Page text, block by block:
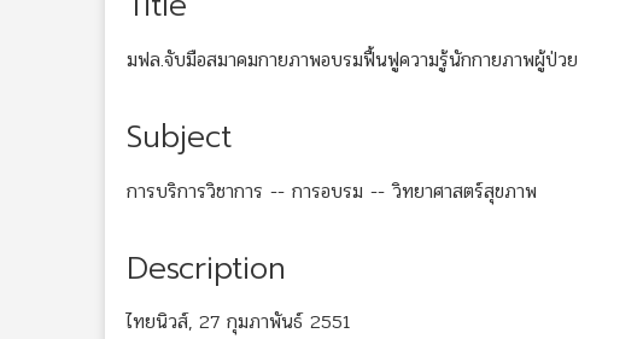
มฟล.จับมือสมาคมกายภาพอบรมฟื้นฟูความรู้นักกายภาพผู้ป่วย
Subject
การบริการวิชาการ -- การอบรม -- วิทยาศาสตร์สุขภาพ
Description
ไทยนิวส์, 27 กุมภาพันธ์ 2551